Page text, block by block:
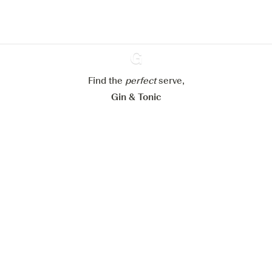
Ginventory
Find the perfectserve,
Gin & Tonic
Mijn cookie-instellingen aanpassen
Alles weigeren Alles aanvaarden